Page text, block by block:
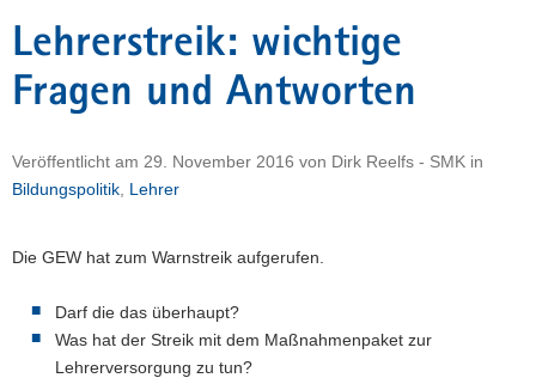
e
r
e
i
h
a
e
Lehrerstreik: wichtige
Fragen und Antworten
Veröffentlicht am 29. November 2016 von Dirk Reelfs - SMK in
Bildungspolitik Lehrer
Die GEW hat zum Warnstreik aufgerufen.
Darf die das überhaupt?
Was hat der Streik mit dem Maßnahmenpaket zur
Lehrerversorgung zu tun?